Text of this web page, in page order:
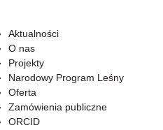
Aktualności
O nas
Projekty
Narodowy Program Leśny
Oferta
Zamówienia publiczne
ORCID